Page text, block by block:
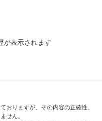
が表示されます
おりますが、その内容の正確性、
せん。